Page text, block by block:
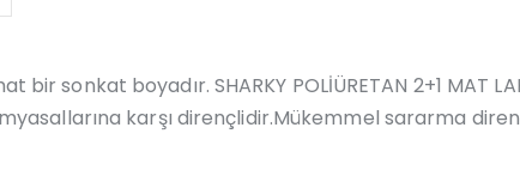
sonkat boyadır. SHARKY POLİÜRETAN 2+1 MAT
karşı dirençlidir.Mükemmel sararma